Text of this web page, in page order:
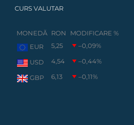
CURS VALUTAR
MONEDĂ RON
MODIFICARE %
EUR
5,25 –0,09%
USD 4,54 –0,44%
GBP 6,13 –0,11%